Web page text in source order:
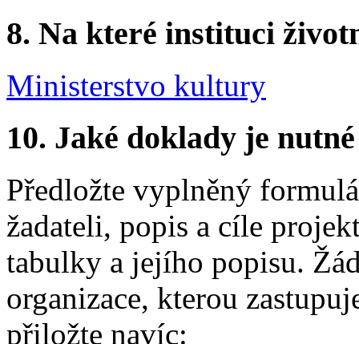
8. Na které instituci
Ministerstvo kultury
10. Jaké doklady je
Předložte vyplněný
žadateli, popis a cíle
tabulky a jejího popisu.
organizace, kterou
přiložte navíc: